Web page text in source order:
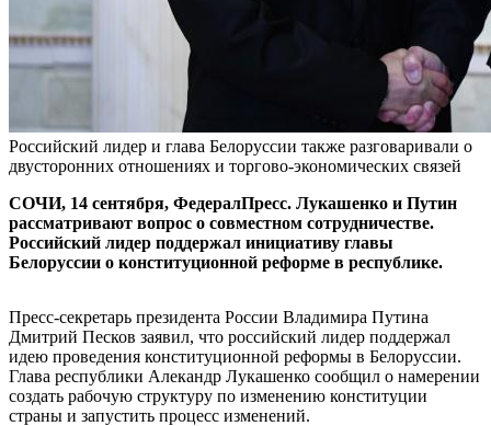
Российский лидер и глава Белоруссии также разговаривали о
двусторонних отношениях и торгово-экономических связей
СОЧИ, 14 сентября, ФедералПресс. Лукашенко и Путин
рассматривают вопрос о совместном сотрудничестве.
Российский лидер поддержал инициативу главы
Белоруссии о конституционной реформе в республике.
Пресс-секретарь президента России Владимира Путина
Дмитрий Песков заявил, что российский лидер поддержал
идею проведения конституционной реформы в Белоруссии.
Глава республики Алекандр Лукашенко сообщил о намерении
создать рабочую структуру по изменению конституции
страны и запустить процесс изменений.